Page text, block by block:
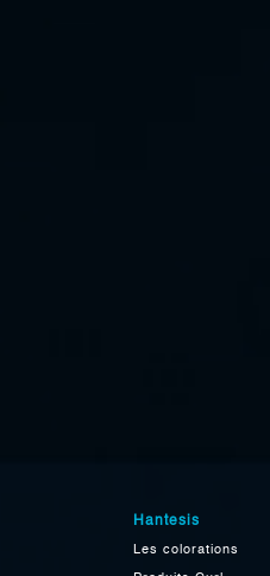
Hantesis
Les colorations